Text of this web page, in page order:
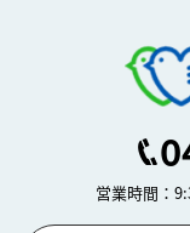
営業時間：